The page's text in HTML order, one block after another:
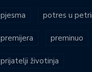
pjesma potres u
premijera preminuo
prijatelji životinja